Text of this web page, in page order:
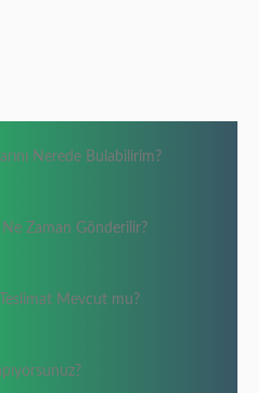
Nerede Bulabilirim?
Zaman Gönderilir?
Mevcut mu?